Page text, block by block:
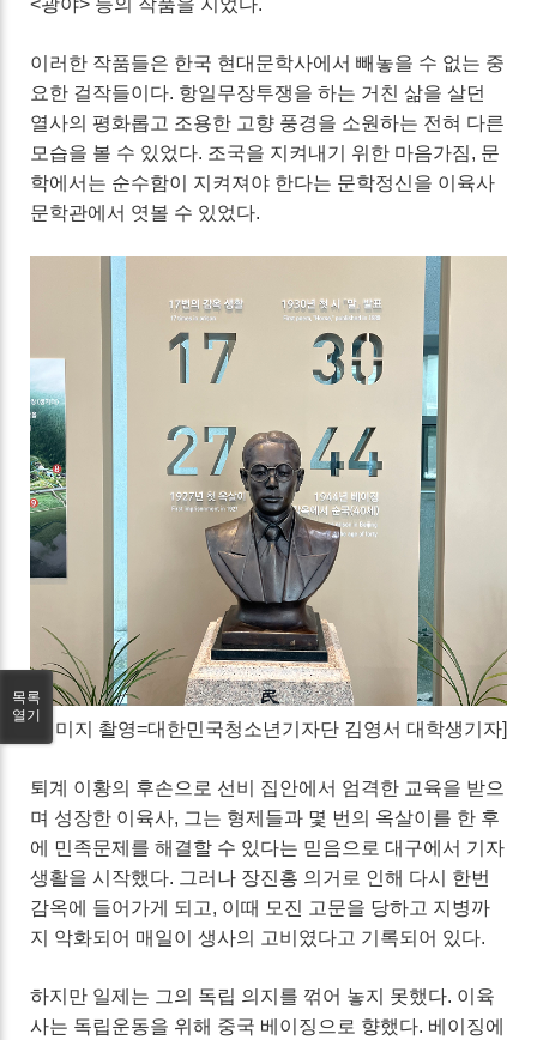
<광야> 등의 작품을 지었다.
이러한 작품들은 한국 현대문학사에서 빼놓을 수 없는 중
요한 걸작들이다. 항일무장투쟁을 하는 거친 삶을 살던
열사의 평화롭고 조용한 고향 풍경을 소원하는 전혀 다른
모습을 볼 수 있었다. 조국을 지켜내기 위한 마음가짐, 문
학에서는 순수함이 지켜져야 한다는 문학정신을 이육사
문학관에서 엿볼 수 있었다.
[이미지 촬영=대한민국청소년기자단 김영서 대학생기자]
퇴계 이황의 후손으로 선비 집안에서 엄격한 교육을 받으
며 성장한 이육사, 그는 형제들과 몇 번의 옥살이를 한 후
에 민족문제를 해결할 수 있다는 믿음으로 대구에서 기자
생활을 시작했다. 그러나 장진홍 의거로 인해 다시 한번
감옥에 들어가게 되고, 이때 모진 고문을 당하고 지병까
지 악화되어 매일이 생사의 고비였다고 기록되어 있다.
하지만 일제는 그의 독립 의지를 꺾어 놓지 못했다. 이육
사는 독립운동을 위해 중국 베이징으로 향했다. 베이징에
목록
열기